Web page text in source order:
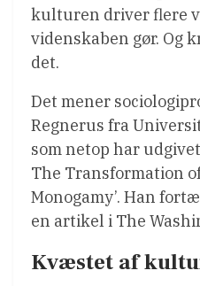
kulturen driver flere
videnskaben gør. Og
det.
Det mener
Regnerus fra
som netop har udgivet
The Transformation
Monogamy’. Han
en artikel i The
Kvæstet af